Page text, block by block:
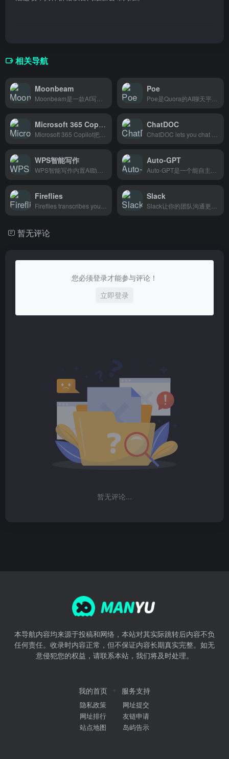
相关导航
Moonbeam Poe
Microsoft 365 Copilot ChatDOC
WPS智能写作 Auto-GPT
Fireflies Slack
暂无评论
您必须登录才能参与评论！
立即登录
暂无评论...
本导航内容均来源于投稿和网络，本站对其实际跳转后内容不负
任何责任。收录时内容正常，但不保证内容长期真实完整。如无
意侵犯您的权益，请联系本站，我们将及时处理。
我的首页
隐私政策
网址排行
站点地图
服务支持
网址提交
友链申请
岛屿告示